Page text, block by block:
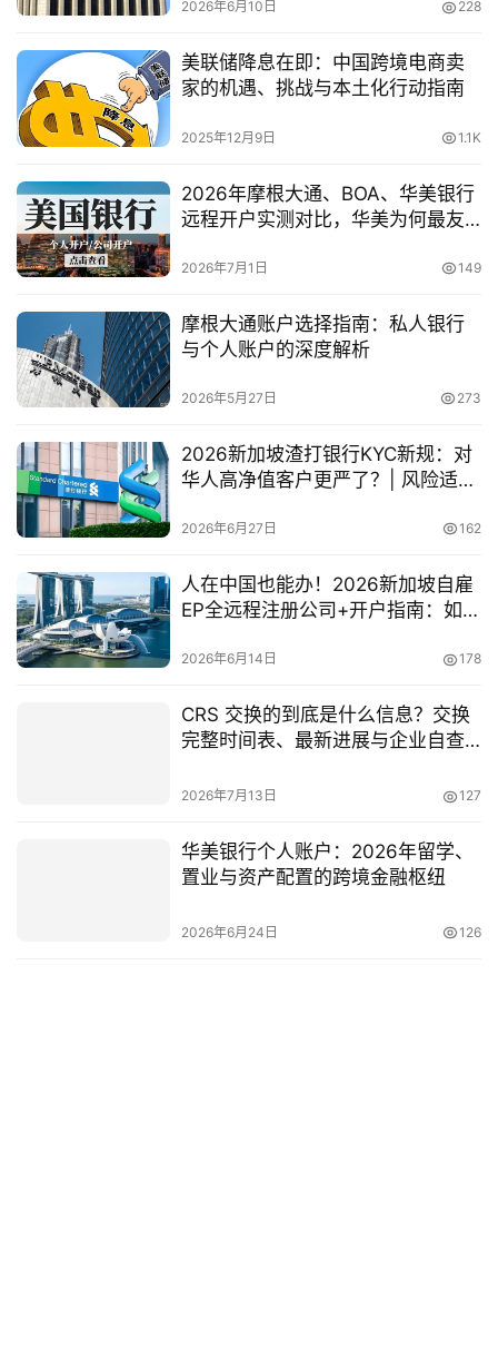
商”？
2026年6月10日 228
美联储降息在即：中国跨境电商卖
家的机遇、挑战与本土化行动指南
2025年12月9日 1.1K
2026年摩根大通、BOA、华美银行
远程开户实测对比，华美为何最友
2026年7月1日 149
摩根大通账户选择指南：私人银行
与个人账户的深度解析
2026年5月27日 273
2026新加坡渣打银行KYC新规：对
华人高净值客户更严了？| 风险适配
2026年6月27日 162
人在中国也能办！2026新加坡自雇
EP全远程注册公司+开户指南：如何
2026年6月14日 178
CRS 交换的到底是什么信息？交换
完整时间表、最新进展与企业自查
2026年7月13日 127
华美银行个人账户：2026年留学、
置业与资产配置的跨境金融枢纽
2026年6月24日 126